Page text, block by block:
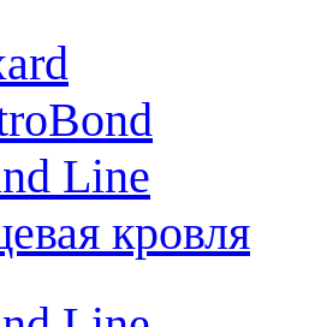
Line
кровля